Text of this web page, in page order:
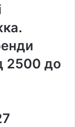
2500 до